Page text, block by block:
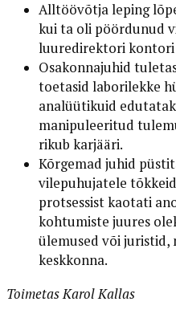
Alltöövõtja leping
kui ta oli pöördunud
luuredirektori kontori
Osakonnajuhid
toetasid laborilekke
analüütikuid
manipuleeritud
rikub karjääri.
Kõrgemad juhid
vilepuhujatele
protsessist kaotati
kohtumiste juures
ülemused või juristid,
keskkonna.
Toimetas Karol Kallas